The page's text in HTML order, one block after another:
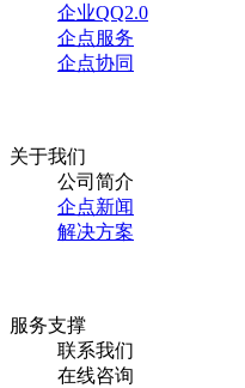
企业QQ2.0
企点服务
企点协同
关于我们
公司简介
企点新闻
解决方案
服务支撑
联系我们
在线咨询